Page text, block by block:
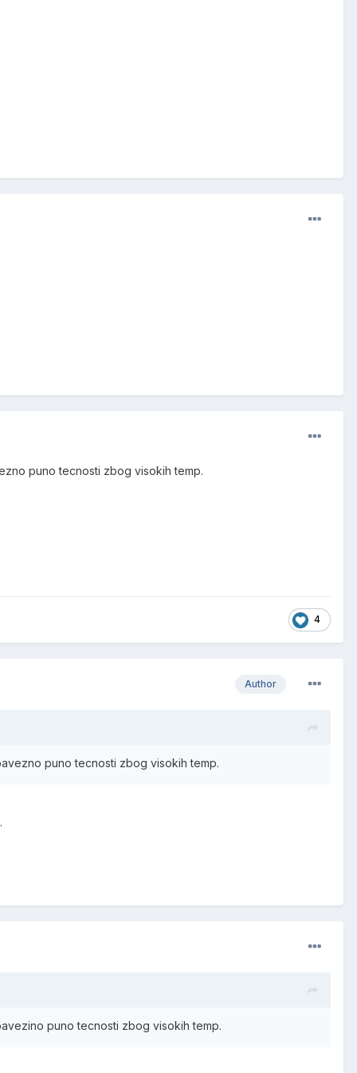
puno tecnosti zbog visokih temp.
4
Author
puno tecnosti zbog visokih temp.
puno tecnosti zbog visokih temp.